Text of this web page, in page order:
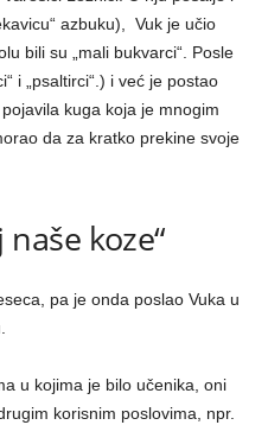
azbuku), Vuk je učio
bili su „mali bukvarci“. Posle
i „psaltirci“.) i već je postao
kuga koja je mnogim
da za kratko prekine svoje
koze“
pa je onda poslao Vuka u
u kojima je bilo učenika, oni
korisnim poslovima, npr.